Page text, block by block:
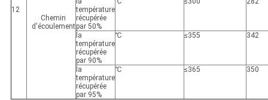
12
Chemin
d'écoulement
température
récupérée
par 50%
la
température
récupérée
par 90%
℃ ≤355 342
la
température
récupérée
par 95%
℃ ≤365 350